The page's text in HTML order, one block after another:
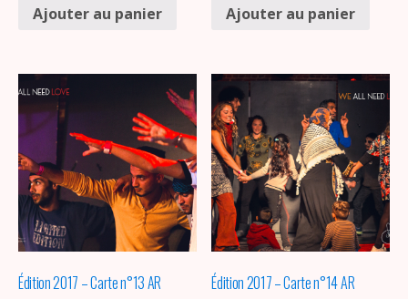
Ajouter au panier Ajouter au panier
Édition 2017 – Carte n°13 AR Édition 2017 – Carte n°14 AR